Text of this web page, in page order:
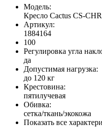
Модель:
Кресло Cactus CS-
Артикул:
1884164
100
Регулировка угла
да
Допустимая нагрузка:
до 120 кг
Крестовина:
пятилучевая
Обивка:
сетка/ткань/экокожа
Показать все